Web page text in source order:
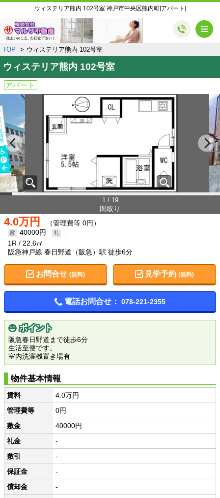
ウィステリア熊内 102号室 神戸市中央区熊内町[アパート]
TOP ウィステリア熊内 102号室
ウィステリア熊内 102号室
アパート
1 / 19
間取り
4.0万円 （管理費等 0円）
40000円
-
1R
22.6㎡
阪急神戸線 春日野道（阪急）駅 徒歩6分
お問合せ (無料) 見学予約(無料)
電話お問合せ： 078-221-2355
ポイント
阪急春日野道まで徒歩6分
生活至便です。
室内洗濯機置き場有
物件基本情報
賃料
4.0万円
管理費等
0円
敷金
40000円
礼金
-
敷引
-
保証金
-
償却金
-